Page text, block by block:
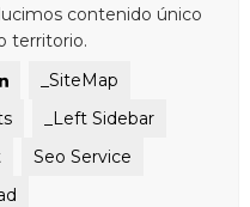
contenido único
territorio.
_SiteMap
_Left Sidebar
Seo Service